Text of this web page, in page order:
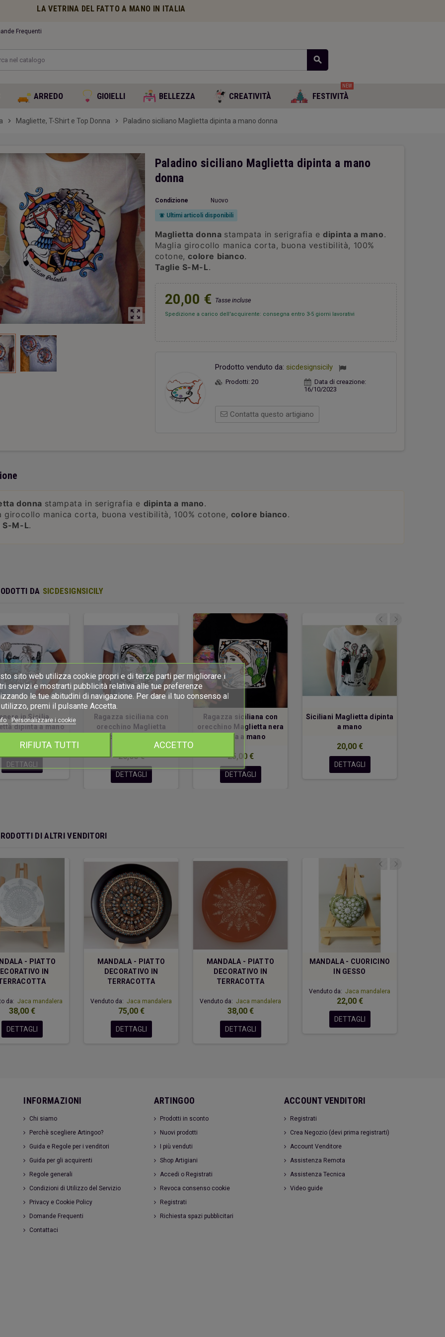
LA VETRINA DEL FATTO A MANO IN ITALIA
Frequenti
search
ARREDO GIOIELLI BELLEZZA CREATIVITÀ FESTIVITÀ
NEW
chevron_right Magliette, T-Shirt e Top Donna chevron_right Paladino siciliano Maglietta dipinta a mano donna
una capanna
20,00 €
Due cuori una capanna
20,00 €
Portachiavi Appendino Faro Rosso
26,00 €
Casetta verde
zoom_out_map
Paladino siciliano Maglietta dipinta a mano
donna
Condizione Nuovo
notifications_active Ultimi articoli disponibili
Maglietta donna stampata in serigrafia edipinta a mano.
Maglia girocollo manica corta, buona vestibilità, 100%
cotone,colore bianco.
Taglie S-M-L.
20,00 € Tasse incluse
Spedizione a carico dell'acquirente: consegna entro 3-5 giorni lavorativi
Prodotto venduto da: sicdesignsicily
Prodotti: 20
Data di creazione:
16/10/2023
Contatta questo artigiano
donna stampata in serigrafia e dipinta a mano.
girocollo manica corta, buona vestibilità, 100% cotone, colore bianco.
S-M-L.
DA SICDESIGNSICILY
in Sicilia
dipinta a mano
20,00 €
DETTAGLI
Ragazza siciliana con
orecchino Maglietta
bianca dipinta a mano
20,00 €
DETTAGLI
Ragazza siciliana con
orecchino Maglietta nera
dipinta a mano
25,00 €
DETTAGLI
Siciliani Maglietta dipinta
a mano
20,00 €
DETTAGLI
DI ALTRI VENDITORI
- PIATTO
IN
da: Jaca mandalera
38,00 €
DETTAGLI
MANDALA - PIATTO
DECORATIVO IN
TERRACOTTA
Venduto da: Jaca mandalera
75,00 €
DETTAGLI
MANDALA - PIATTO
DECORATIVO IN
TERRACOTTA
Venduto da: Jaca mandalera
38,00 €
DETTAGLI
MANDALA - CUORICINO
IN GESSO
Venduto da: Jaca mandalera
22,00 €
DETTAGLI
INFORMAZIONI
Chi siamo
Perchè scegliere Artingoo?
Guida e Regole per i venditori
Guida per gli acquirenti
Regole generali
Condizioni di Utilizzo del Servizio
Privacy e Cookie Policy
Domande Frequenti
Contattaci
ARTINGOO
Prodotti in sconto
Nuovi prodotti
I più venduti
Shop Artigiani
Accedi o Registrati
Revoca consenso cookie
Registrati
Richiesta spazi pubblicitari
ACCOUNT VENDITORI
Registrati
Crea Negozio (devi prima registrarti)
Account Venditore
Assistenza Remota
Assistenza Tecnica
Video guide
sito web utilizza cookie propri e di terze parti per migliorare i
servizi e mostrarti pubblicità relativa alle tue preferenze
le tue abitudini di navigazione. Per dare il tuo consenso al
premi il pulsante Accetta.
Personalizzare i cookie
RIFIUTA TUTTI ACCETTO